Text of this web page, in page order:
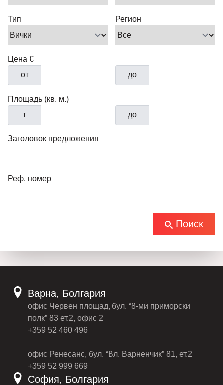
Тип Регион
Цена €
от
до
Площадь (кв. м.)
т
до
Заголовок предложения
Реф. номер
Поиск
Варна, Болгария
офис Червен площад, бул. “8-ми приморски
полк” 83 ет.2, офис 2
+359 52 460 496
офис Ренесанс, бул. “Вл. Варненчик” 81, ет.2
+359 52 999 669
София, Болгария